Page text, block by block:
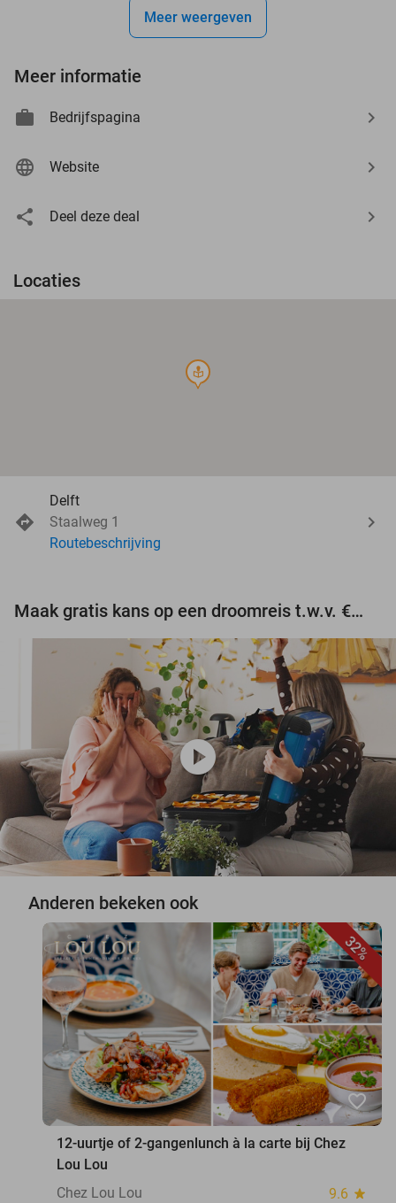
Meer weergeven
Meer informatie
Bedrijfspagina
Website
Deel deze deal
Locaties
course
Delft
Staalweg 1
Routebeschrijving
Maak gratis kans op een droomreis t.w.v. €3.000!
play_circle
Anderen bekeken ook
32%
favorite_border
12-uurtje of 2-gangenlunch à la carte bij Chez
Lou Lou
Chez Lou Lou
9.6 star